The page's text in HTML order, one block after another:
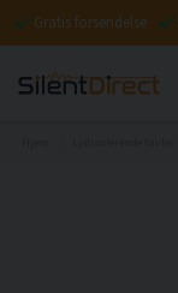
Gratis forsendelse